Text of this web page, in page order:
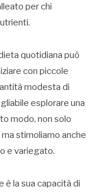
per chi
quotidiana può
con piccole
modesta di
esplorare una
modo, non solo
stimoliamo anche
e variegato.
è la sua capacità di